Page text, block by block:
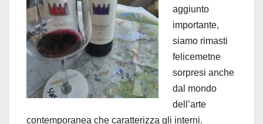
aggiunto
importante,
siamo rimasti
felicemetne
sorpresi anche
dal mondo
dell’arte
contemporanea che caratterizza gli interni.